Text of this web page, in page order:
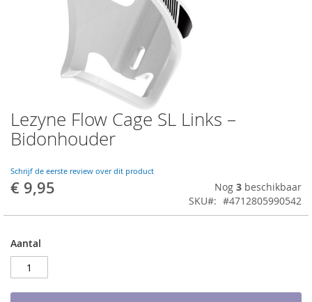
Lezyne Flow Cage SL Links –
Bidonhouder
Schrijf de eerste review over dit product
€ 9,95 Nog 3 beschikbaar
SKU
#4712805990542
Aantal
Ga
naar
het
van
de
afbeeldingen-
gallerij